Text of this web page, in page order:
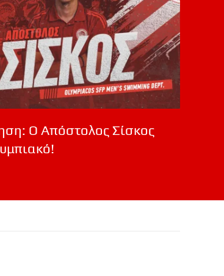
Ο Απόστολος Σίσκος